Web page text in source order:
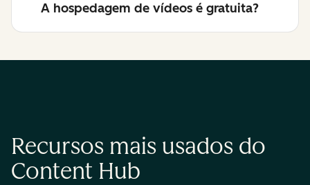
A hospedagem de vídeos é gratuita?
Recursos mais usados do
Content Hub